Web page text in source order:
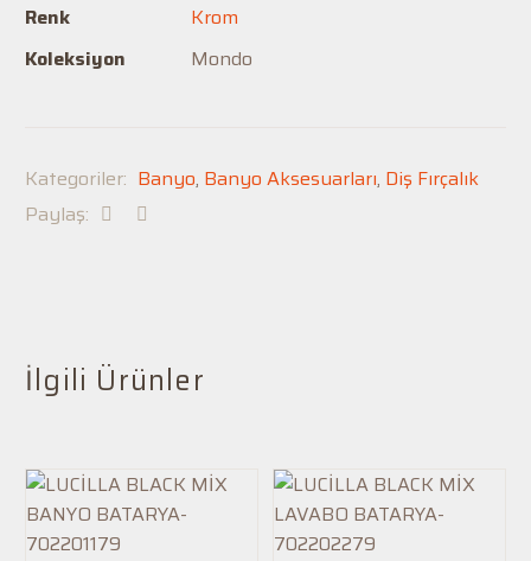
Renk
Krom
Koleksiyon
Mondo
Kategoriler: Banyo, Banyo Aksesuarları, Diş Fırçalık
Paylaş:
İlgili Ürünler